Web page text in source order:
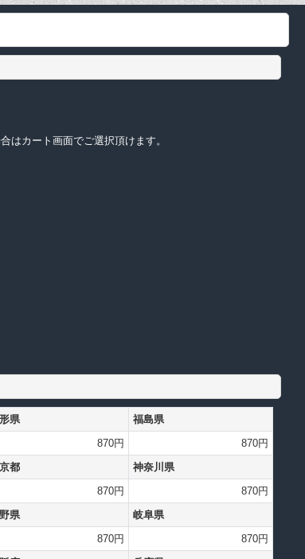
はカート画面でご選択頂けます。
県
福島県
870円
870円
都
神奈川県
870円
870円
県
岐阜県
870円
870円